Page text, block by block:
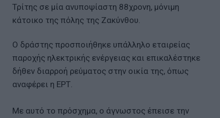
Τρίτης σε μία ανυποψίαστη 88χρονη, μόνιμη
κάτοικο της πόλης της Ζακύνθου.
Ο δράστης προσποιήθηκε υπάλληλο εταιρείας
παροχής ηλεκτρικής ενέργειας και επικαλέστηκε
δήθεν διαρροή ρεύματος στην οικία της, όπως
αναφέρει η ΕΡΤ.
Με αυτό το πρόσχημα, ο άγνωστος έπεισε την